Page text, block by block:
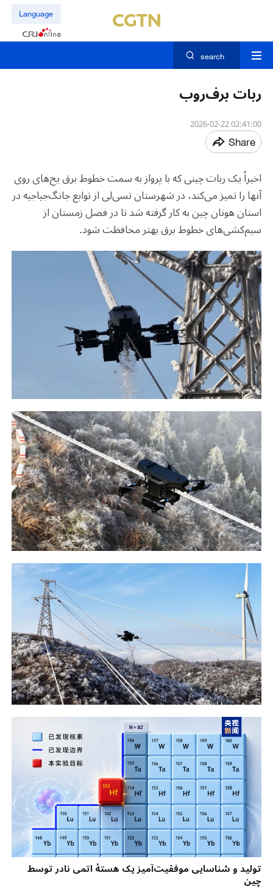
Language
search
ربات برف‌روب
02:41:00 2026-02-22
Share
اخیراً یک ربات چینی که با پرواز به سمت خطوط برق یخ‌های روی
آنها را تمیز می‌کند، در شهرستان تسی‌لی از توابع جانگ‌جیاجیه در
استان هونان چین به کار گرفته شد تا در فصل زمستان از
سیم‌کشی‌های خطوط برق بهتر محافظت شود.
تولید و شناسایی موفقیت‌آمیز یک هستهٔ اتمی نادر توسط
چین